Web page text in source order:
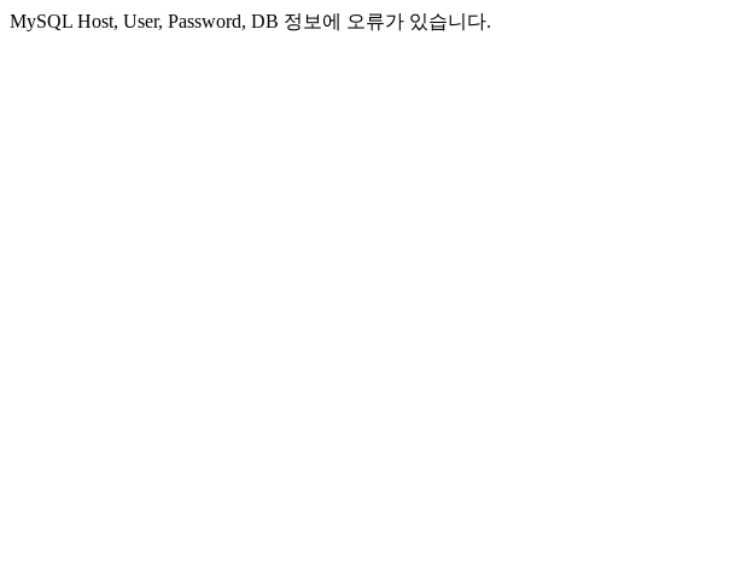
MySQL Host, User, Password, DB 정보에 오류가 있습니다.